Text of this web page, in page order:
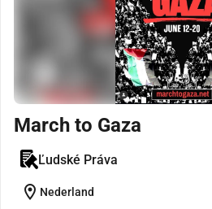
March to Gaza
Ľudské Práva
location_on Nederland